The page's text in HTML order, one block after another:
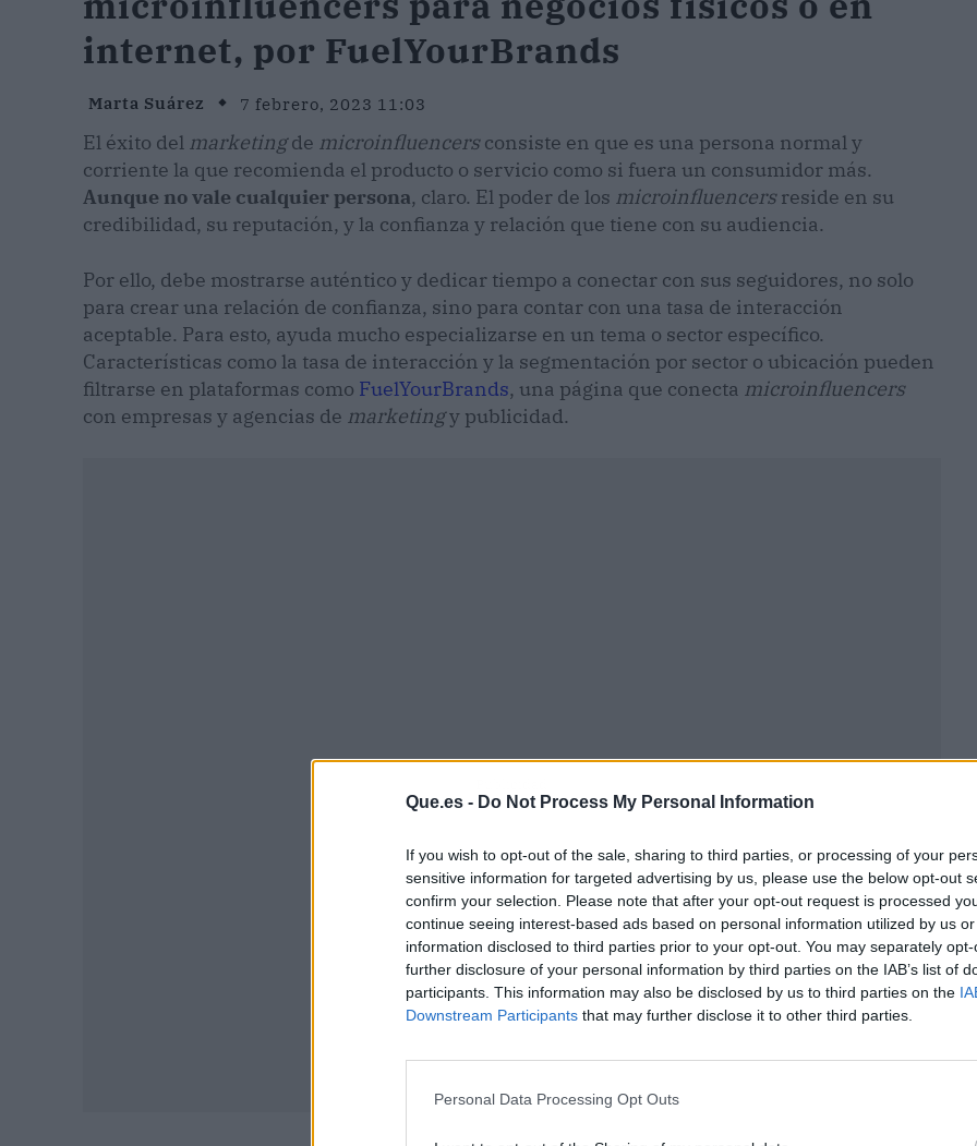
Que.es - Do Not Process My Personal Information
If you wish to opt-out of the sale, sharing to third parties, or processing of your
sensitive information for targeted advertising by us, please use the below opt-out
confirm your selection. Please note that after your opt-out request is processed
continue seeing interest-based ads based on personal information utilized by us
information disclosed to third parties prior to your opt-out. You may separately
further disclosure of your personal information by third parties on the IAB’s list of
participants. This information may also be disclosed by us to third parties on the
Downstream Participants that may further disclose it to other third parties.
Personal Data Processing Opt Outs
internet, por FuelYourBrands
Marta Suárez 7 febrero, 2023 11:03
El éxito del marketingde microinfluencersconsiste en que es una persona normal y
corriente la que recomienda el producto o servicio como si fuera un consumidor más.
Aunque no vale cualquier persona, claro. El poder de los microinfluencersreside en su
credibilidad, su reputación, y la confianza y relación que tiene con su audiencia.
Por ello, debe mostrarse auténtico y dedicar tiempo a conectar con sus seguidores, no solo
para crear una relación de confianza, sino para contar con una tasa de interacción
aceptable. Para esto, ayuda mucho especializarse en un tema o sector específico.
Características como la tasa de interacción y la segmentación por sector o ubicación pueden
filtrarse en plataformas como FuelYourBrands, una página que conecta microinfluencers
con empresas y agencias de marketingy publicidad.